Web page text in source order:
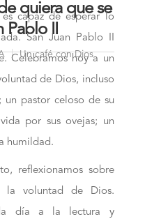
quiera que se
Pablo II
Un café con Dios
capaz de esperar lo
San Juan Pablo II
Celebramos hoy a un
de Dios, incluso
pastor celoso de su
por sus ovejas; un
humildad.
reflexionamos sobre
la voluntad de Dios.
día a la lectura y